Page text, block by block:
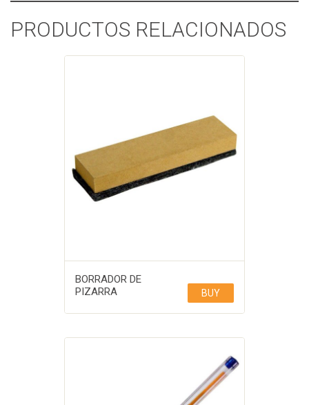
PRODUCTOS RELACIONADOS
BORRADOR DE
PIZARRA
BUY